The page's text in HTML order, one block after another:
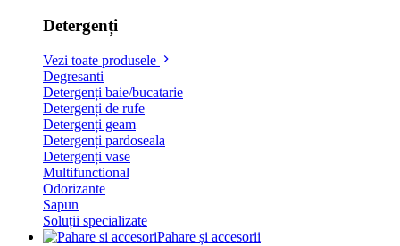
Detergenți
Vezi toate produsele
Degresanti
Detergenți baie/bucatarie
Detergenți de rufe
Detergenți geam
Detergenți pardoseala
Detergenți vase
Multifunctional
Odorizante
Sapun
Soluții specializate
Pahare și accesorii